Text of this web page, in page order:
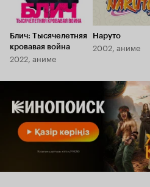
Блич: Тысячелетняя
кровавая война
2022, аниме
Наруто
2002, аниме